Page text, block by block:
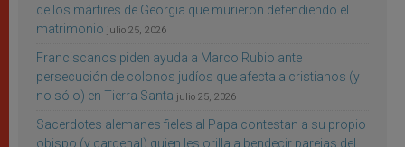
de los mártires de Georgia que murieron defendiendo el
matrimonio julio 25, 2026
Franciscanos piden ayuda a Marco Rubio ante
persecución de colonos judíos que afecta a cristianos (y
no sólo) en Tierra Santa julio 25, 2026
Sacerdotes alemanes fieles al Papa contestan a su propio
obispo (y cardenal) quien les orilla a bendecir parejas del